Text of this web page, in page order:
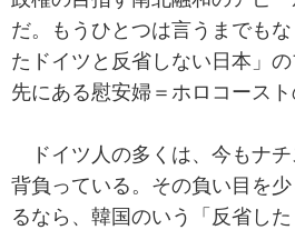
だ。もうひとつは言うまでも
たドイツと反省しない日本」
先にある慰安婦＝ホロコースト
ドイツ人の多くは、今もナ
背負っている。その負い目を
るなら、韓国のいう「反省し